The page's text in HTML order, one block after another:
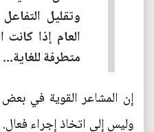
وتقليل
العام إذا كانت
متطرفة للغاية...
إن المشاعر القوية في بعض
وليس إلى اتخاذ إجراء